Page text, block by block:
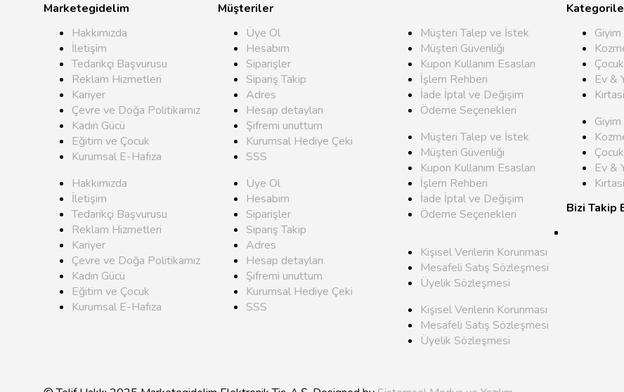
Marketegidelim
Hakkımızda
İletişim
Tedarikçi Başvurusu
Reklam Hizmetleri
Kariyer
Çevre ve Doğa Politikamız
Kadın Gücü
Eğitim ve Çocuk
Kurumsal E-Hafıza
Hakkımızda
İletişim
Tedarikçi Başvurusu
Reklam Hizmetleri
Kariyer
Çevre ve Doğa Politikamız
Kadın Gücü
Eğitim ve Çocuk
Kurumsal E-Hafıza
Müşteriler
Üye Ol
Hesabım
Siparişler
Sipariş Takip
Adres
Hesap detayları
Şifremi unuttum
Kurumsal Hediye Çeki
SSS
Üye Ol
Hesabım
Siparişler
Sipariş Takip
Adres
Hesap detayları
Şifremi unuttum
Kurumsal Hediye Çeki
SSS
Müşteri Talep ve İstek
Müşteri Güvenliği
Kupon Kullanım Esasları
İşlem Rehberi
İade İptal ve Değişim
Ödeme Seçenekleri
Müşteri Talep ve İstek
Müşteri Güvenliği
Kupon Kullanım Esasları
İşlem Rehberi
İade İptal ve Değişim
Ödeme Seçenekleri
Kişisel Verilerin Korunması
Mesafeli Satış Sözleşmesi
Üyelik Sözleşmesi
Kişisel Verilerin Korunması
Mesafeli Satış Sözleşmesi
Üyelik Sözleşmesi
Ev &
Ev &
Bizi Takip